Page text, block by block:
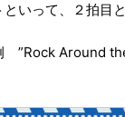
といって、２拍目
”Rock Around